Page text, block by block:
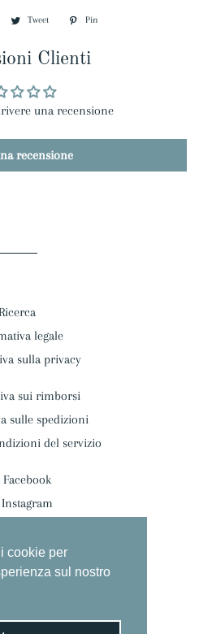
cookie per
sul nostro
CondividiTweet
Twitta
Twitter
Pin
Clienti
una recensione
recensione
legale
sulla privacy
sui rimborsi
sulle spedizioni
del servizio
Facebook
Instagram
Regione
(EUR €)